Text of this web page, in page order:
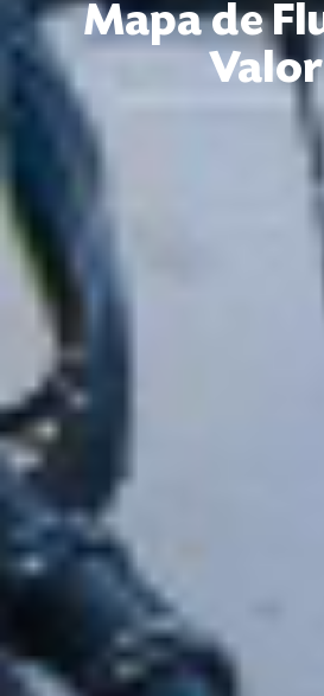
Mapa de
Valor